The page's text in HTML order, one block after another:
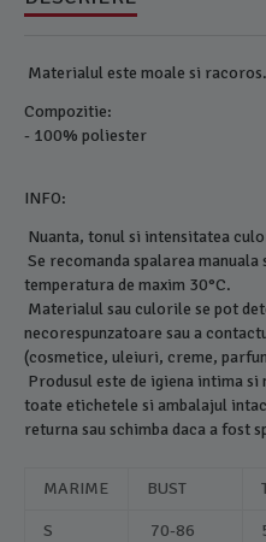
Materialul este moale si racoros.
Compozitie:
- 100% poliester
INFO:
Nuanta, tonul si intensitatea
Se recomanda spalarea
temperatura de maxim 30°C.
Materialul sau culorile se pot
necorespunzatoare sau a
(cosmetice, uleiuri, creme,
Produsul este de igiena intima
toate etichetele si ambalajul
returna sau schimba daca a fost
MARIME BUST
S 70-86